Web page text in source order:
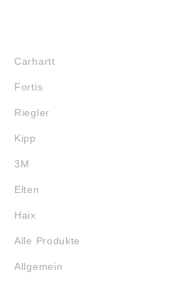
Carhartt
Fortis
Riegler
Kipp
3M
Elten
Haix
Alle Produkte
Allgemein